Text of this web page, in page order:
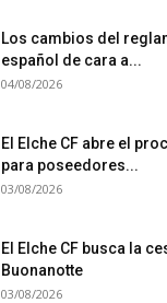
Los cambios del
español de cara a...
04/08/2026
El Elche CF abre el
para poseedores...
03/08/2026
El Elche CF busca la
Buonanotte
03/08/2026